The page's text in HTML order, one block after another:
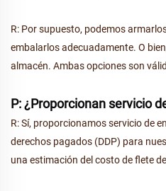
R: Por supuesto, podemos
embalarlos adecuadamente. O
almacén. Ambas opciones son
P: ¿Proporcionan servicio
R: Sí, proporcionamos servicio de
derechos pagados (DDP) para
una estimación del costo de flete